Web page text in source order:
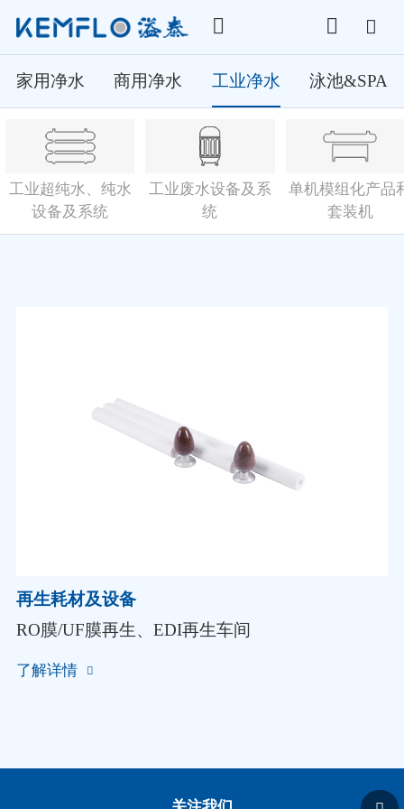
家用净水 商用净水 工业净水 泳池&SPA
工业超纯水、纯水
设备及系统
工业废水设备及系
统
单机模组化产品
套装机
再生耗材及设备
RO膜/UF膜再生、EDI再生车间
了解详情